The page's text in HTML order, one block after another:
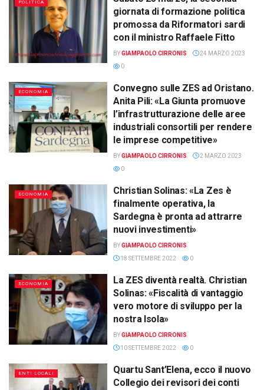
POLITICA
giornata di formazione politica
promossa da Riformatori sardi
con il ministro Raffaele Fitto
BYGIAMPAOLO CIRRONIS
24 MARZO 2023
0
ECONOMIA
Convegno sulle ZES ad Oristano.
Anita Pili: «La Giunta promuove
l’infrastrutturazione delle aree
industriali consortili per rendere
le imprese competitive»
BYGIAMPAOLO CIRRONIS
2 MARZO 2023
0
ECONOMIA
Christian Solinas: «La Zes è
finalmente operativa, la
Sardegna è pronta ad attrarre
nuovi investimenti»
BYGIAMPAOLO CIRRONIS
18 SETTEMBRE 2022
0
ECONOMIA
La ZES diventà realtà. Christian
Solinas: «Fiscalità di vantaggio
vero motore di sviluppo per la
nostra Isola»
BYGIAMPAOLO CIRRONIS
10 SETTEMBRE 2022
0
ENTI LOCALI
Quartu Sant’Elena, ecco il nuovo
Collegio dei revisori dei conti